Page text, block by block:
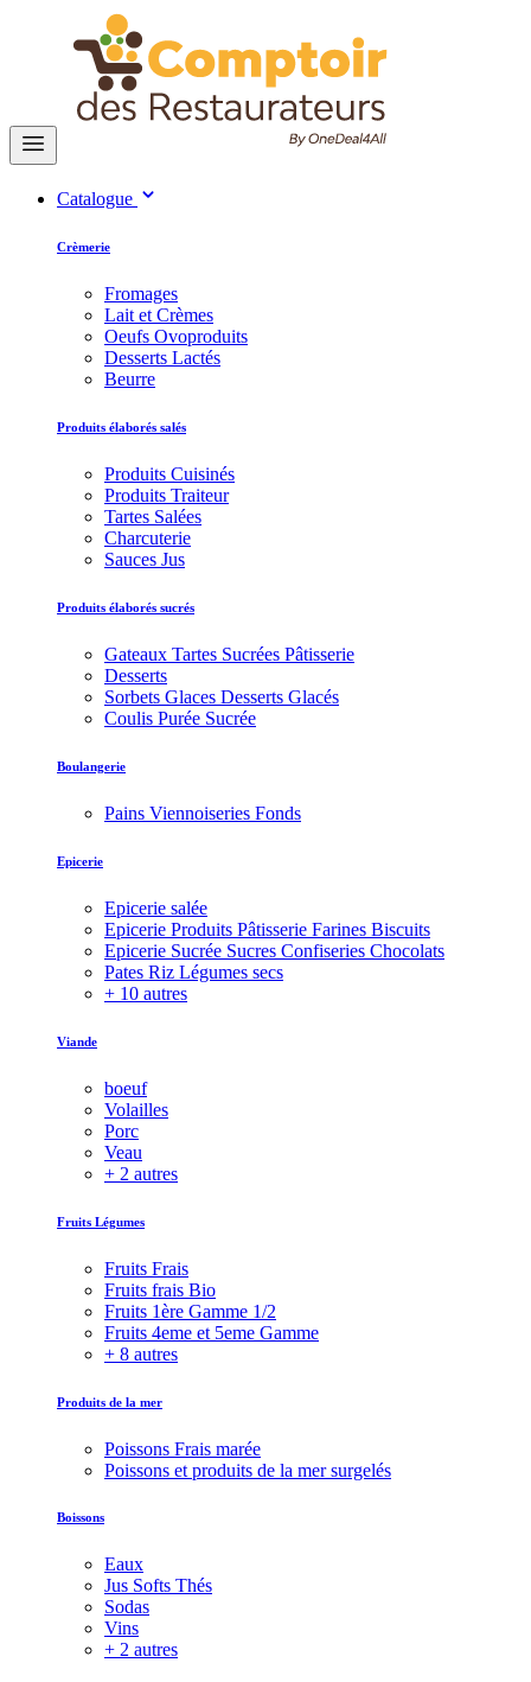
Catalogue
Crèmerie
Fromages
Lait et Crèmes
Oeufs Ovoproduits
Desserts Lactés
Beurre
Produits élaborés salés
Produits Cuisinés
Produits Traiteur
Tartes Salées
Charcuterie
Sauces Jus
Produits élaborés sucrés
Gateaux Tartes Sucrées Pâtisserie
Desserts
Sorbets Glaces Desserts Glacés
Coulis Purée Sucrée
Boulangerie
Pains Viennoiseries Fonds
Epicerie
Epicerie salée
Epicerie Produits Pâtisserie Farines Biscuits
Epicerie Sucrée Sucres Confiseries Chocolats
Pates Riz Légumes secs
+ 10 autres
Viande
boeuf
Volailles
Porc
Veau
+ 2 autres
Fruits Légumes
Fruits Frais
Fruits frais Bio
Fruits 1ère Gamme 1/2
Fruits 4eme et 5eme Gamme
+ 8 autres
Produits de la mer
Poissons Frais marée
Poissons et produits de la mer surgelés
Boissons
Eaux
Jus Softs Thés
Sodas
Vins
+ 2 autres